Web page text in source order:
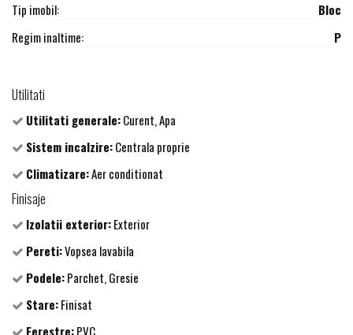
Tip imobil:
Bloc
Regim inaltime:
P
Utilitati
Utilitati generale:Curent, Apa
Sistem incalzire:Centrala proprie
Climatizare:Aer conditionat
Finisaje
Izolatii exterior:Exterior
Pereti:Vopsea lavabila
Podele:Parchet, Gresie
Stare:Finisat
Ferestre:PVC